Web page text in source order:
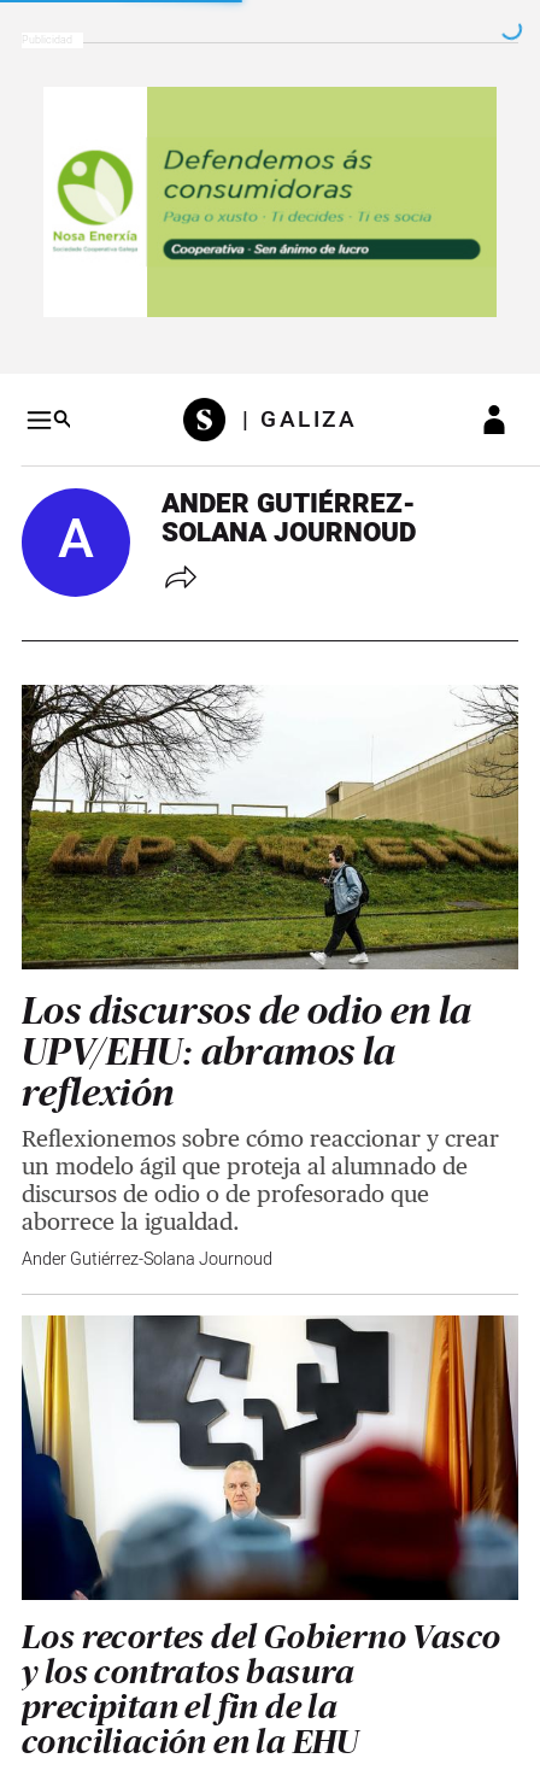
Salto a contenidoSalto a navegación
| GALIZA
A ANDER GUTIÉRREZ-
SOLANA JOURNOUD
Los discursos de odio en la
UPV/EHU: abramos la
reflexión
Reflexionemos sobre cómo reaccionar y crear
un modelo ágil que proteja al alumnado de
discursos de odio o de profesorado que
aborrece la igualdad.
Ander Gutiérrez-Solana Journoud
Los recortes del Gobierno Vasco
y los contratos basura
precipitan el fin de la
conciliación en la EHU